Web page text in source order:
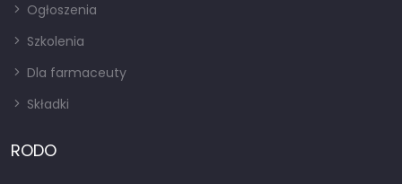
Ogłoszenia
Szkolenia
Dla farmaceuty
Składki
RODO